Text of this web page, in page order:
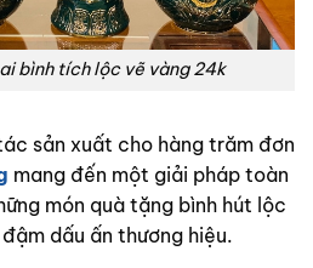
bình tích lộc vẽ vàng 24k
sản xuất cho hàng trăm đơn
mang đến một giải pháp toàn
món quà tặng bình hút lộc
dấu ấn thương hiệu.